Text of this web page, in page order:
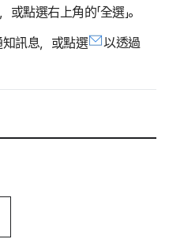
點選右上角的「全選」。
訊息，或點選
以透過